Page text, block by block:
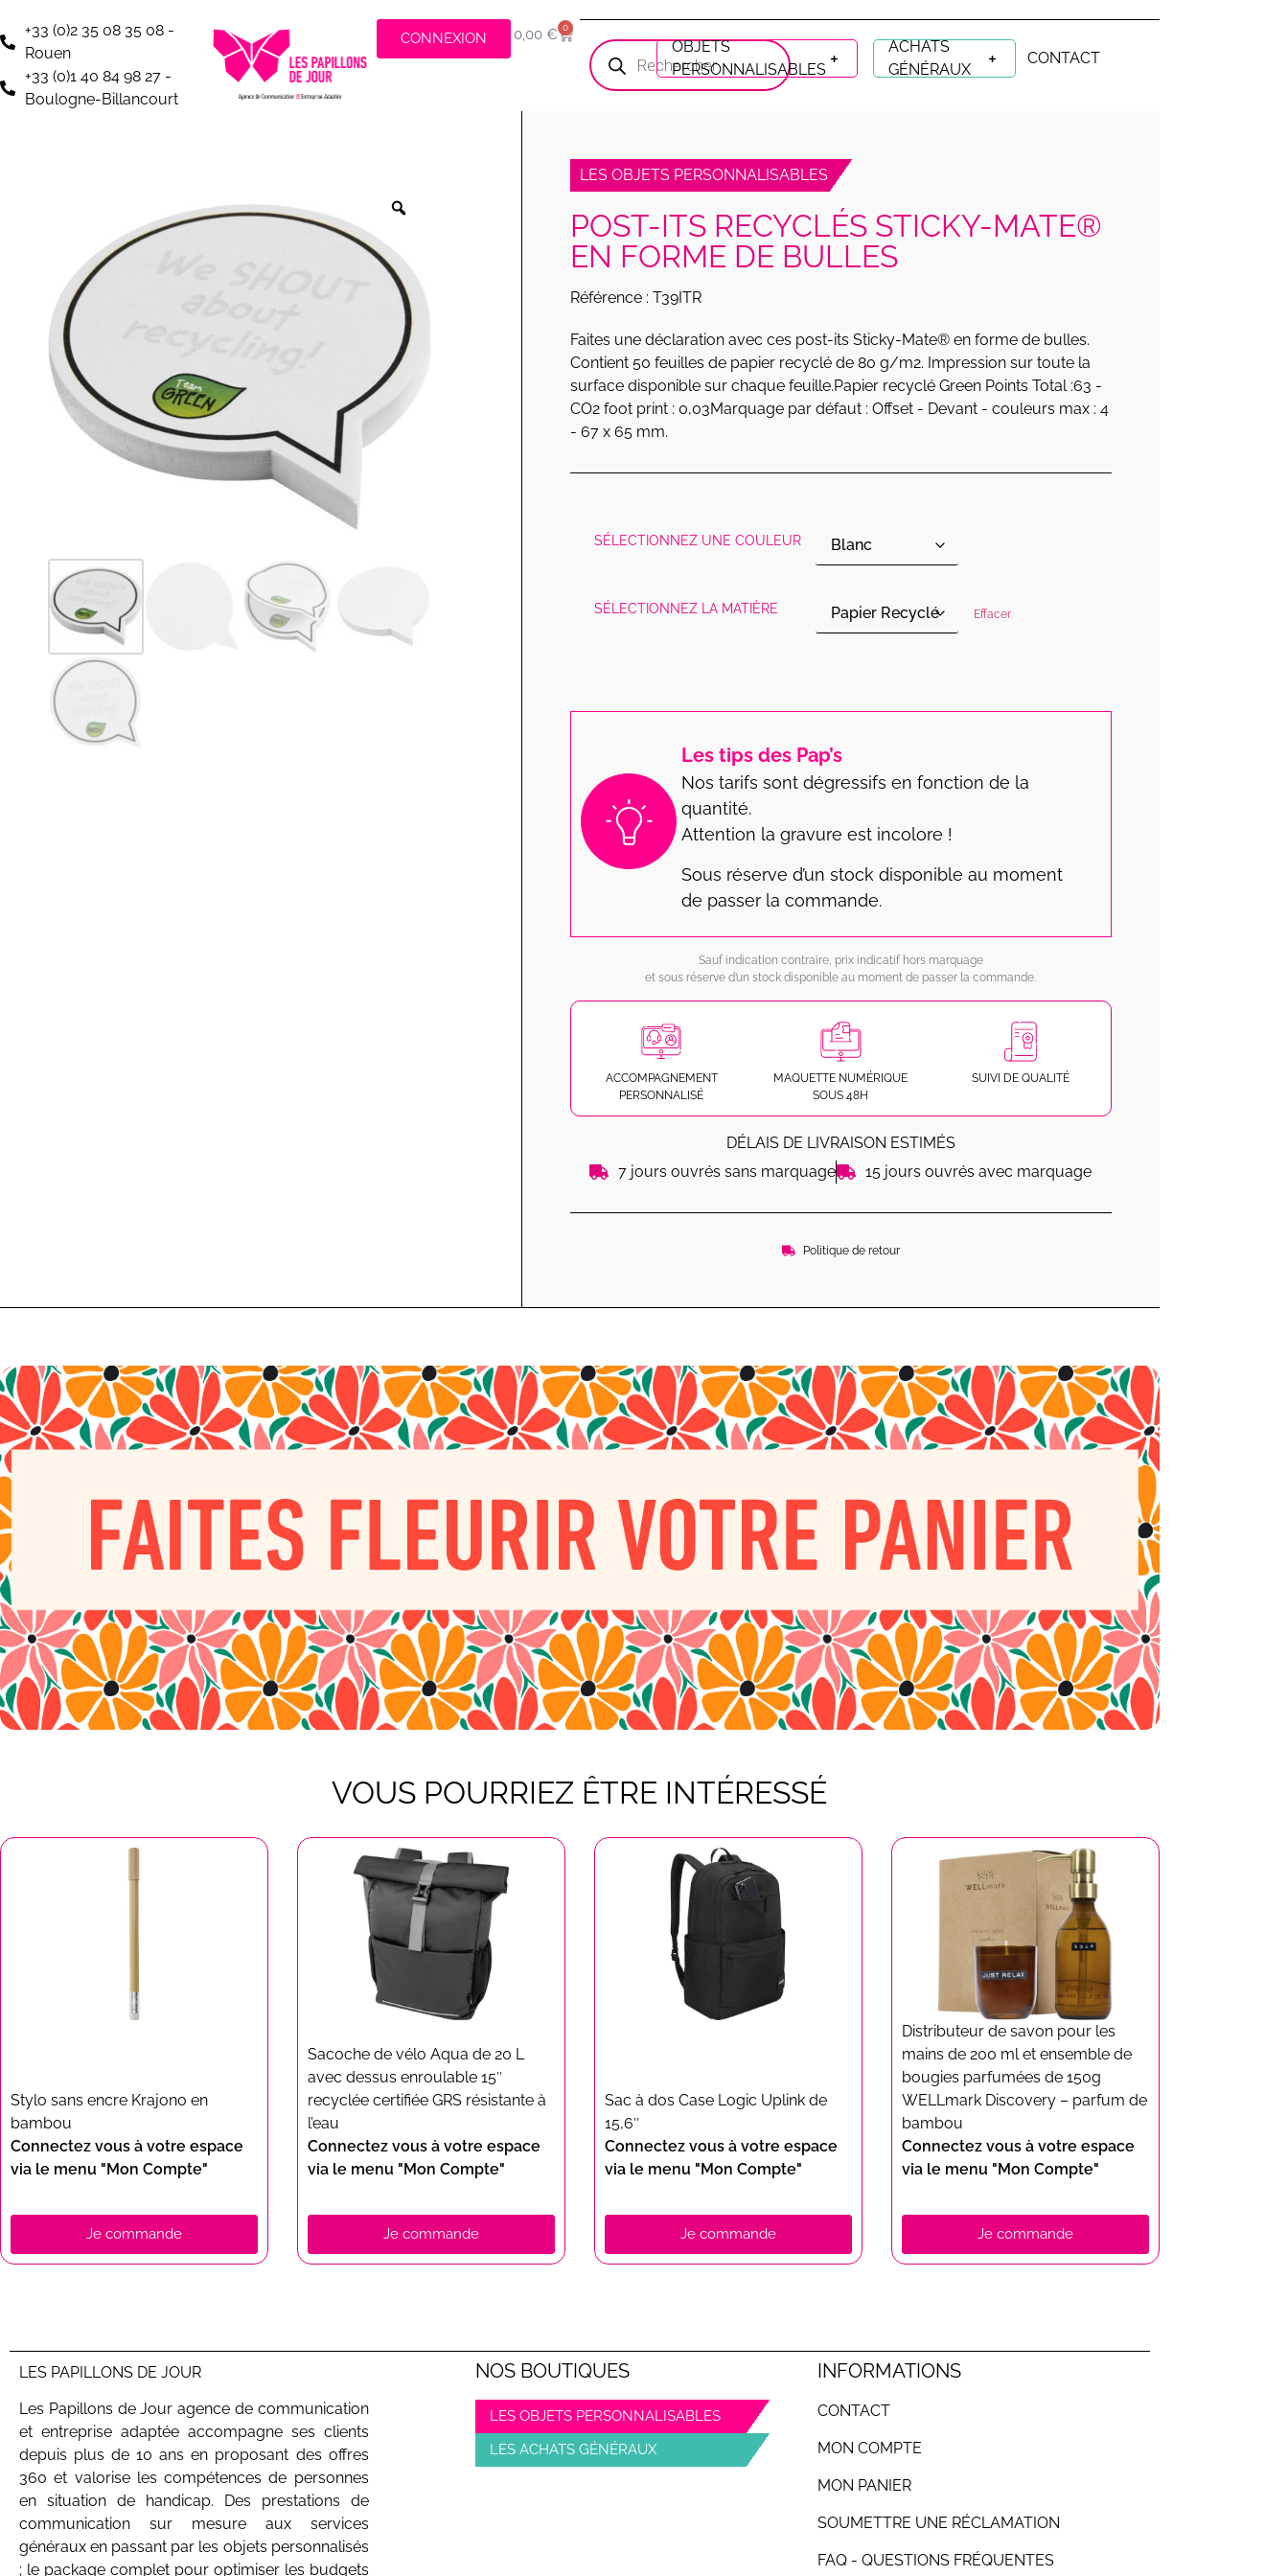
+33 (0)2 35 08 35 08 -
Rouen
+33 (0)1 40 84 98 27 -
Boulogne-Billancourt
CONNEXION 0,00 € 0
OBJETS
PERSONNALISABLES
ACHATS
GÉNÉRAUX
CONTACT
LES OBJETS PERSONNALISABLES
POST-ITS RECYCLÉS STICKY-MATE®
EN FORME DE BULLES
Référence : T39ITR
Faites une déclaration avec ces post-its Sticky-Mate® en forme de bulles.
Contient 50 feuilles de papier recyclé de 80 g/m2. Impression sur toute la
surface disponible sur chaque feuille.Papier recyclé Green Points Total :63 -
CO2 foot print : 0,03Marquage par défaut : Offset - Devant - couleurs max : 4
- 67 x 65 mm.
SÉLECTIONNEZ UNE COULEUR
SÉLECTIONNEZ LA MATIÈRE Effacer
Les tips des Pap’s
Nos tarifs sont dégressifs en fonction de la
quantité.
Attention la gravure est incolore !
Sous réserve d’un stock disponible au moment
de passer la commande.
Sauf indication contraire, prix indicatif hors marquage
et sous réserve d’un stock disponible au moment de passer la commande.
ACCOMPAGNEMENT
PERSONNALISÉ
MAQUETTE NUMÉRIQUE
SOUS 48H
SUIVI DE QUALITÉ
DÉLAIS DE LIVRAISON ESTIMÉS
7 jours ouvrés sans marquage
15 jours ouvrés avec marquage
Politique de retour
VOUS POURRIEZ ÊTRE INTÉRESSÉ
Stylo sans encre Krajono en
bambou
Connectez vous à votre espace
via le menu "Mon Compte"
Je commande
Sacoche de vélo Aqua de 20 L
avec dessus enroulable 15″
recyclée certifiée GRS résistante à
l’eau
Connectez vous à votre espace
via le menu "Mon Compte"
Je commande
Sac à dos Case Logic Uplink de
15,6″
Connectez vous à votre espace
via le menu "Mon Compte"
Je commande
Distributeur de savon pour les
mains de 200 ml et ensemble de
bougies parfumées de 150g
WELLmark Discovery – parfum de
bambou
Connectez vous à votre espace
via le menu "Mon Compte"
Je commande
LES PAPILLONS DE JOUR
Les Papillons de Jour agence de communication
et entreprise adaptée accompagne ses clients
depuis plus de 10 ans en proposant des offres
360 et valorise les compétences de personnes
en situation de handicap. Des prestations de
communication sur mesure aux services
généraux en passant par les objets personnalisés
; le package complet pour optimiser les budgets
NOS BOUTIQUES
LES OBJETS PERSONNALISABLES
LES ACHATS GÉNÉRAUX
INFORMATIONS
CONTACT
MON COMPTE
MON PANIER
SOUMETTRE UNE RÉCLAMATION
FAQ - QUESTIONS FRÉQUENTES